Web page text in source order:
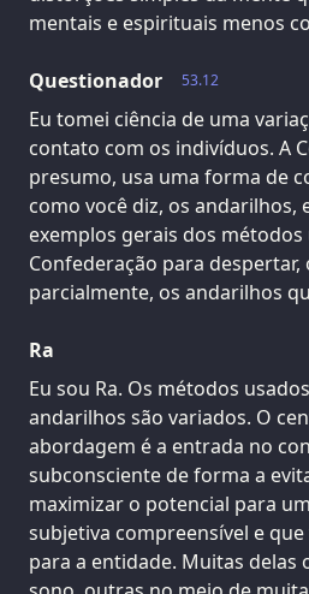
mentais e espirituais menos
53.12
Questionador
Eu tomei ciência de uma
contato com os indivíduos. A
presumo, usa uma forma de
como você diz, os andarilhos,
exemplos gerais dos métodos
Confederação para
parcialmente, os andarilhos
Ra
Eu sou Ra. Os métodos
andarilhos são variados. O
abordagem é a entrada no
subconsciente de forma a
maximizar o potencial para
subjetiva compreensível e
para a entidade. Muitas